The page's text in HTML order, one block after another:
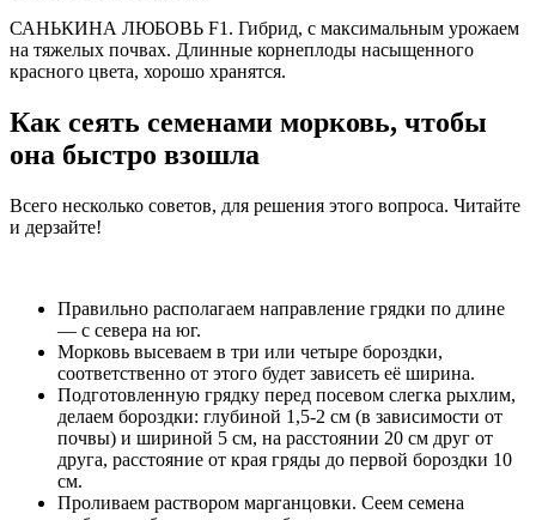
САНЬКИНА ЛЮБОВЬ F1. Гибрид, с максимальным урожаем
на тяжелых почвах. Длинные корнеплоды насыщенного
красного цвета, хорошо хранятся.
Как сеять семенами морковь, чтобы
она быстро взошла
Всего несколько советов, для решения этого вопроса. Читайте
и дерзайте!
Правильно располагаем направление грядки по длине
— с севера на юг.
Морковь высеваем в три или четыре бороздки,
соответственно от этого будет зависеть её ширина.
Подготовленную грядку перед посевом слегка рыхлим,
делаем бороздки: глубиной 1,5-2 см (в зависимости от
почвы) и шириной 5 см, на расстоянии 20 см друг от
друга, расстояние от края гряды до первой бороздки 10
см.
Проливаем раствором марганцовки. Сеем семена